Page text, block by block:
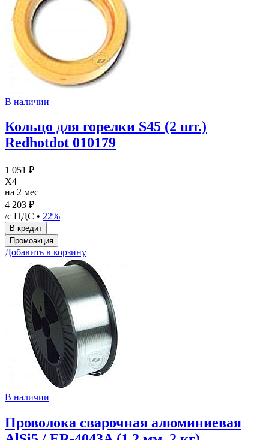
В наличии
Кольцо для горелки S45 (2 шт.)
Redhotdot 010179
1 051 ₽
X4
на 2 мес
4 203 ₽
/с НДС • 22%
Добавить в корзину
В наличии
Проволока сварочная алюминиевая